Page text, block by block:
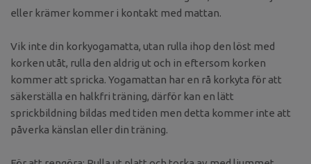
eller krämer kommer i kontakt med mattan.
Vik inte din korkyogamatta, utan rulla ihop den löst med
korken utåt, rulla den aldrig ut och in eftersom korken
kommer att spricka. Yogamattan har en rå korkyta för att
säkerställa en halkfri träning, därför kan en lätt
sprickbildning bildas med tiden men detta kommer inte att
påverka känslan eller din träning.